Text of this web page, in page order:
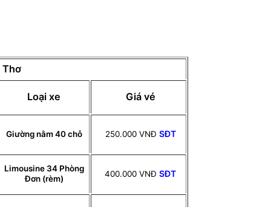
Thơ
Loại xe Giá vé
Giường nằm 40 chỗ 250.000 VNĐ SĐT
Limousine 34 Phòng
Đơn (rèm)
400.000 VNĐSĐT